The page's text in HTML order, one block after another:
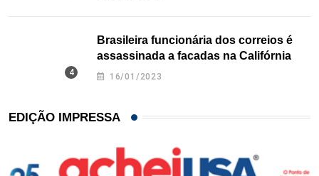
Brasileira funcionária dos correios é
assassinada a facadas na Califórnia
16/01/2023
EDIÇÃO IMPRESSA